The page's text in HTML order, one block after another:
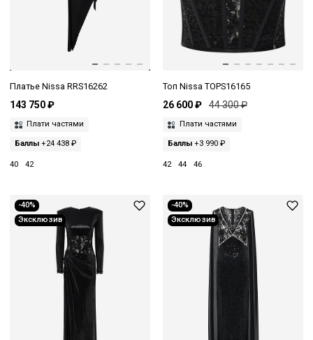
Платье Nissa RRS16262
143 750 ₽
Плати частями
Баллы +24 438 ₽
40 42
Топ Nissa TOPS16165
26 600 ₽ 44 300 ₽
Плати частями
Баллы+3 990 ₽
42 44 46
-40%
Эксклюзив
-40%
Эксклюзив